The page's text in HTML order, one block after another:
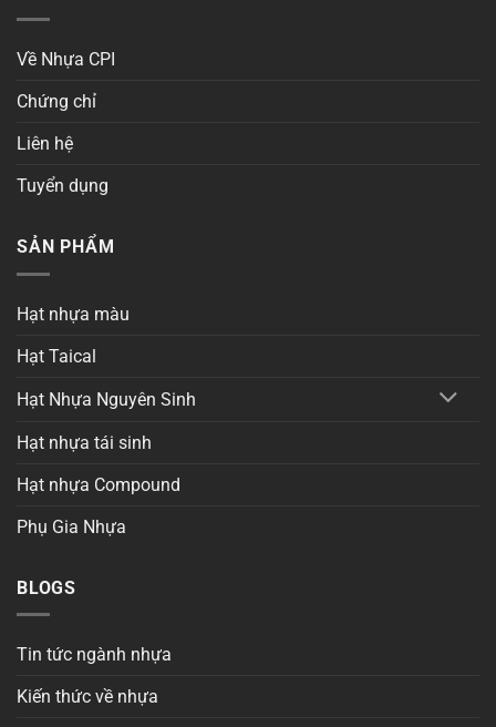
Về Nhựa CPI
Chứng chỉ
Liên hệ
Tuyển dụng
SẢN PHẨM
Hạt nhựa màu
Hạt Taical
Hạt Nhựa Nguyên Sinh
Hạt nhựa tái sinh
Hạt nhựa Compound
Phụ Gia Nhựa
BLOGS
Tin tức ngành nhựa
Kiến thức về nhựa